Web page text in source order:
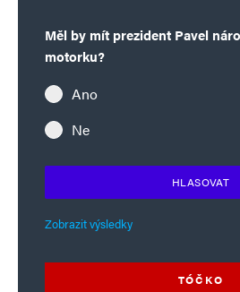
Měl by mít prezident Pavel
motorku?
Ano
Ne
HLASOVAT
Zobrazit výsledky
TÓČKO